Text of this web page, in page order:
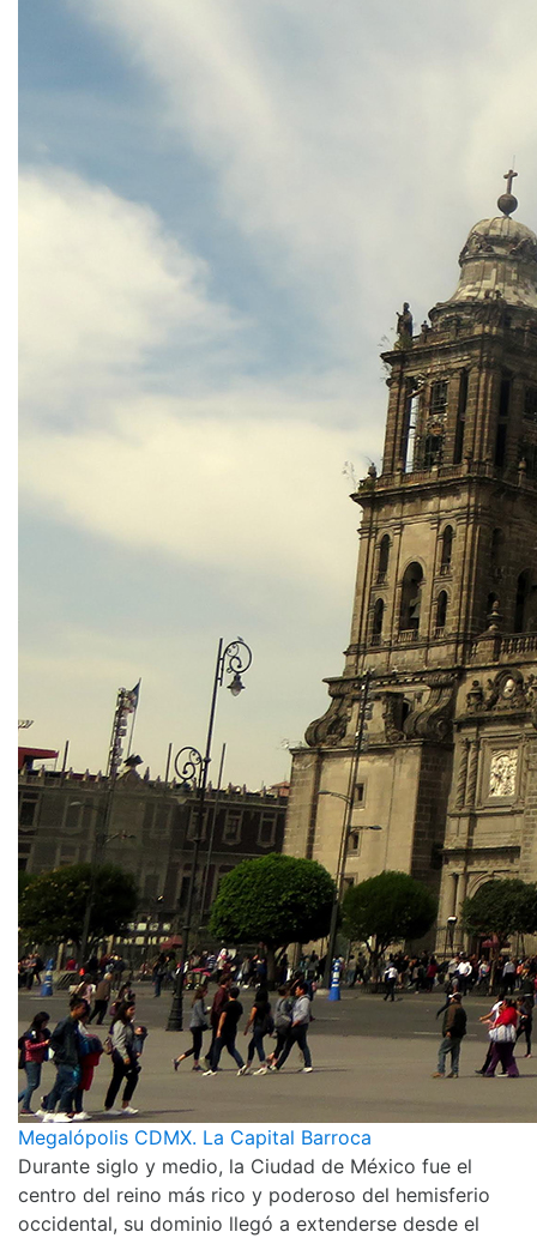
Megalópolis CDMX. La Capital Barroca
Durante siglo y medio, la Ciudad de México fue el
centro del reino más rico y poderoso del hemisferio
occidental, su dominio llegó a extenderse desde el